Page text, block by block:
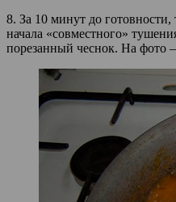
8. За 10 минут до готовности,
начала «совместного»
порезанный чеснок. На фото